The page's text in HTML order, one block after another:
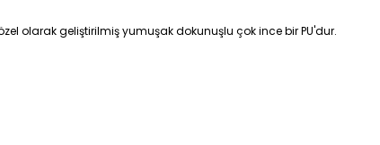
olarak geliştirilmiş yumuşak dokunuşlu çok ince bir PU'dur.